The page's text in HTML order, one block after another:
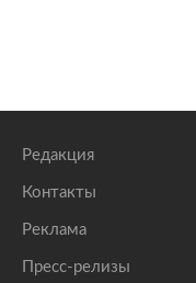
Редакция
Контакты
Реклама
Пресс-релизы